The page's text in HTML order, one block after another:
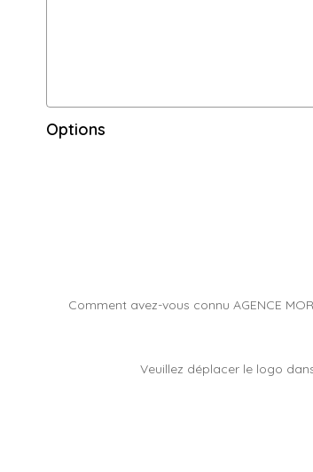
Options
Comment avez-vous connu AGENCE
Veuillez déplacer le logo